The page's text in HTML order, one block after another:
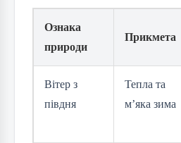
Ознака
природи
Прикмета
Вітер з
півдня
Тепла та
м’яка зима